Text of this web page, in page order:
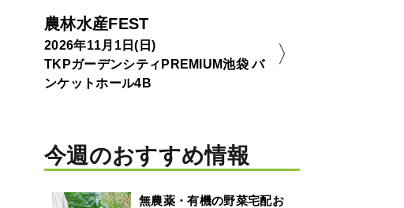
農林水産FEST
2026年11月1日(日)
TKPガーデンシティPREMIUM池袋 バ
ンケットホール4B
今週のおすすめ情報
無農薬・有機の野菜宅配お